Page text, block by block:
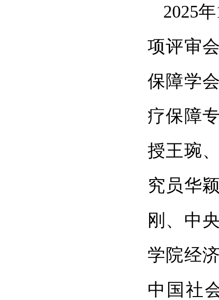
2025
项评审
保障学
疗保障
授王琬
究员华
刚、中
学院经
中国社